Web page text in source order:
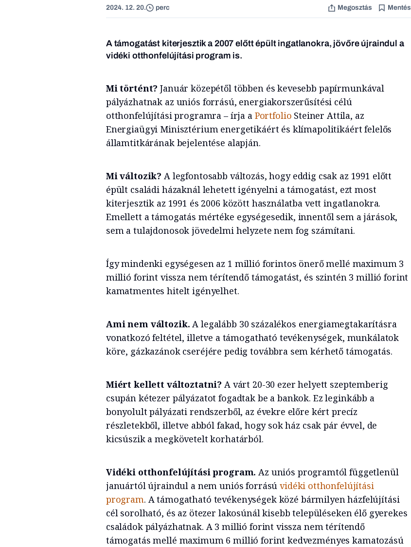
2024. 12. 20. perc Megosztás Mentés
A támogatást kiterjesztik a 2007 előtt épült ingatlanokra, jövőre újraindul a
vidéki otthonfelújítási program is.
Mi történt? Január közepétől többen és kevesebb papírmunkával
pályázhatnak az uniós forrású, energiakorszerűsítési célú
otthonfelújítási programra – írja a Portfolio Steiner Attila, az
Energiaügyi Minisztérium energetikáért és klímapolitikáért felelős
államtitkárának bejelentése alapján.
Mi változik? A legfontosabb változás, hogy eddig csak az 1991 előtt
épült családi házaknál lehetett igényelni a támogatást, ezt most
kiterjesztik az 1991 és 2006 között használatba vett ingatlanokra.
Emellett a támogatás mértéke egységesedik, innentől sem a járások,
sem a tulajdonosok jövedelmi helyzete nem fog számítani.
Így mindenki egységesen az 1 millió forintos önerő mellé maximum 3
millió forint vissza nem térítendő támogatást, és szintén 3 millió forint
kamatmentes hitelt igényelhet.
Ami nem változik. A legalább 30 százalékos energiamegtakarításra
vonatkozó feltétel, illetve a támogatható tevékenységek, munkálatok
köre, gázkazánok cseréjére pedig továbbra sem kérhető támogatás.
Miért kellett változtatni? A várt 20-30 ezer helyett szeptemberig
csupán kétezer pályázatot fogadtak be a bankok. Ez leginkább a
bonyolult pályázati rendszerből, az évekre előre kért precíz
részletekből, illetve abból fakad, hogy sok ház csak pár évvel, de
kicsúszik a megkövetelt korhatárból.
Vidéki otthonfelújítási program. Az uniós programtól függetlenül
januártól újraindul a nem uniós forrásúvidéki otthonfelújítási
program. A támogatható tevékenységek közé bármilyen házfelújítási
cél sorolható, és az ötezer lakosúnál kisebb településeken élő gyerekes
családok pályázhatnak. A 3 millió forint vissza nem térítendő
támogatás mellé maximum 6 millió forint kedvezményes kamatozású